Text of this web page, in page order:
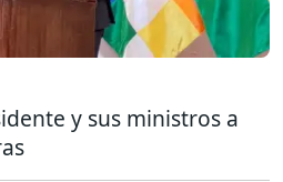
y sus ministros a